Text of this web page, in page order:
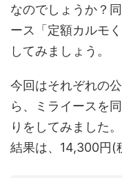
なのでしょうか？
ース「定額カルモ
してみましょう。
今回はそれぞれの
ら、ミライースを
りをしてみました
結果は、14,300円(